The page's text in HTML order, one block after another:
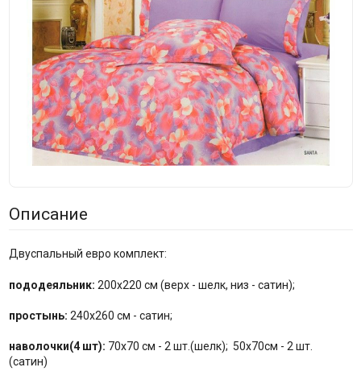
Описание
Двуспальный евро комплект:
пододеяльник: 200x220 см (верх - шелк, низ - сатин);
простынь: 240x260 см - сатин;
наволочки(4 шт): 70x70 см - 2 шт.(шелк); 50x70см - 2 шт.
(сатин)